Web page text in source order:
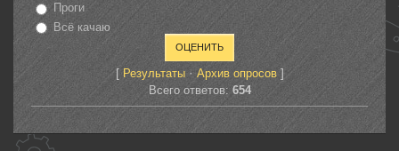
Проги
Всё качаю
[ Результаты· Архив опросов]
Всего ответов: 654